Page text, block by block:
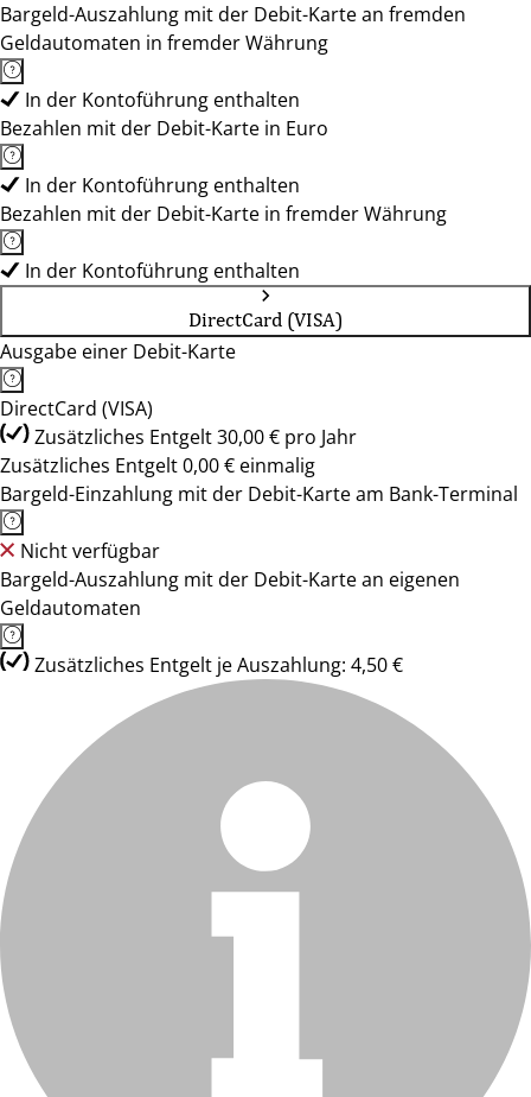
Bargeld-Auszahlung mit der Debit-Karte an fremden
Geldautomaten in fremder Währung
In der Kontoführung enthalten
Bezahlen mit der Debit-Karte in Euro
In der Kontoführung enthalten
Bezahlen mit der Debit-Karte in fremder Währung
In der Kontoführung enthalten
DirectCard (VISA)
Ausgabe einer Debit-Karte
DirectCard (VISA)
Zusätzliches Entgelt 30,00 € pro Jahr
Zusätzliches Entgelt 0,00 € einmalig
Bargeld-Einzahlung mit der Debit-Karte am Bank-Terminal
Nicht verfügbar
Bargeld-Auszahlung mit der Debit-Karte an eigenen
Geldautomaten
Zusätzliches Entgelt je Auszahlung: 4,50 €